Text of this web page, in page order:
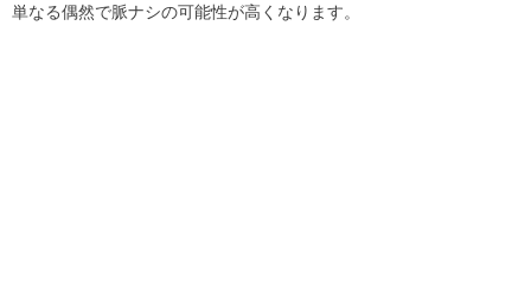
単なる偶然で脈ナシの可能性が高くなります。